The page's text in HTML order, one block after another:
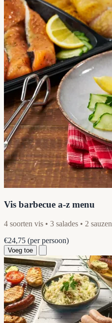
Vis barbecue a-z menu
4 soorten vis • 3 salades • 2 sauzen
€24,75 (per persoon)
Voeg toe